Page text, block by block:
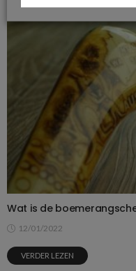
Wat is de
12/01/2022
VERDER LEZEN